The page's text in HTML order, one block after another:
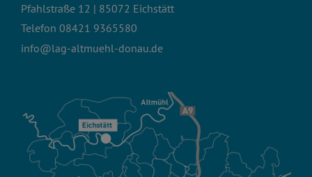
Pfahlstraße 12 | 85072 Eichstätt
Telefon 08421 9365580
info@lag-altmuehl-donau.de